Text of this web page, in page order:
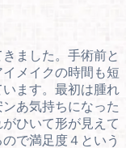
ました。手術前と
メイクの時間も短
ます。最初は腫れ
あ気持ちになった
ひいて形が見えて
で満足度４という